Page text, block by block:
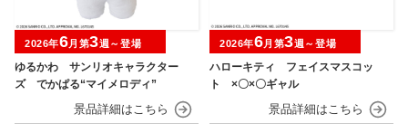
ゆるかわ サンリオキャラクター
ズ でかぱる“マイメロディ”
2026年6月第3週～登場
ハローキティ フェイスマスコッ
ト ×〇×〇ギャル
2026年6月第3週～登場